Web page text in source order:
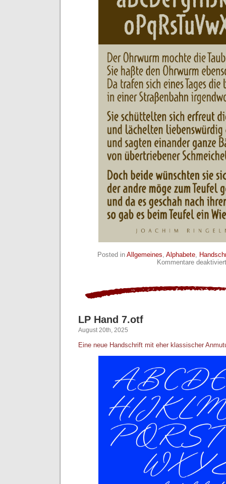
Posted in Allgemeines Alphabete
Kommentare deaktiviert
LP Hand 7.otf
August 20th, 2025
Eine neue Handschrift mit eher klassischer